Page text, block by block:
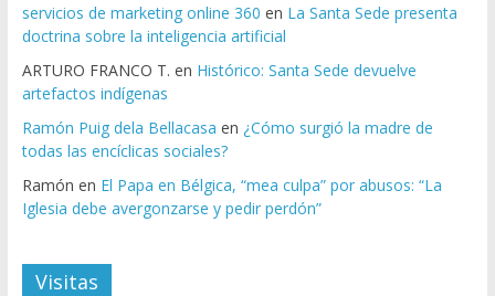
servicios de marketing online 360 en La Santa Sede presenta
doctrina sobre la inteligencia artificial
ARTURO FRANCO T. en Histórico: Santa Sede devuelve
artefactos indígenas
Ramón Puig dela Bellacasa en ¿Cómo surgió la madre de
todas las encíclicas sociales?
Ramón en El Papa en Bélgica, “mea culpa” por abusos: “La
Iglesia debe avergonzarse y pedir perdón”
Visitas